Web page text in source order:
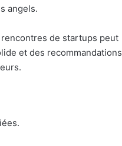
angels.
de startups peut
et des recommandations